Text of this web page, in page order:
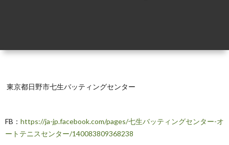
東京都日野市七生バッティングセンター
FB： https://ja-jp.facebook.com/pages/七生バッティングセンター-オ
ートテニスセンター/140083809368238